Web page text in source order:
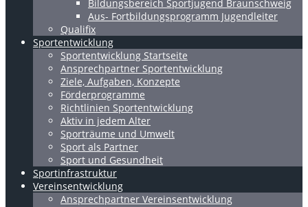
Bildungsbereich Sportjugend Braunschweig
Aus- Fortbildungsprogramm Jugendleiter
Qualifix
Sportentwicklung
Sportentwicklung Startseite
Ansprechpartner Sportentwicklung
Ziele, Aufgaben, Konzepte
Förderprogramme
Richtlinien Sportentwicklung
Aktiv in jedem Alter
Sporträume und Umwelt
Sport als Partner
Sport und Gesundheit
Sportinfrastruktur
Vereinsentwicklung
Ansprechpartner Vereinsentwicklung